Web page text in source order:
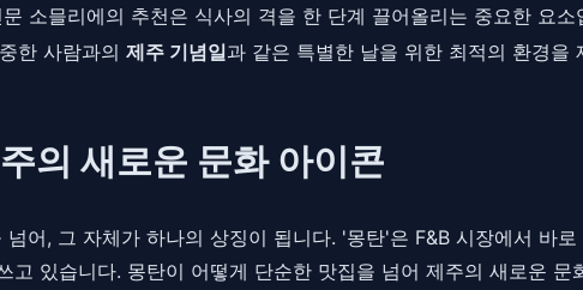
소믈리에의 추천은 식사의 격을 한 단계 끌어올리는 중요한 요소
한 사람과의 제주 기념일과 같은 특별한 날을 위한 최적의 환경을
의 새로운 문화 아이콘
어, 그 자체가 하나의 상징이 됩니다. '몽탄'은 F&B 시장에서 바
있습니다. 몽탄이 어떻게 단순한 맛집을 넘어 제주의 새로운